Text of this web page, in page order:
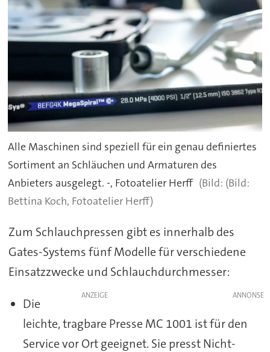
Alle Maschinen sind speziell für ein genau definiertes
Sortiment an Schläuchen und Armaturen des
Anbieters ausgelegt. -, Fotoatelier Herff
(Bild:
Bettina Koch, Fotoatelier Herff)
Zum Schlauchpressen gibt es innerhalb des
Gates-Systems fünf Modelle für verschiedene
Einsatzzwecke und Schlauchdurchmesser:
ANZEIGE
Die
leichte, tragbare Presse MC 1001 ist für den
Service vor Ort geeignet. Sie presst Nicht-